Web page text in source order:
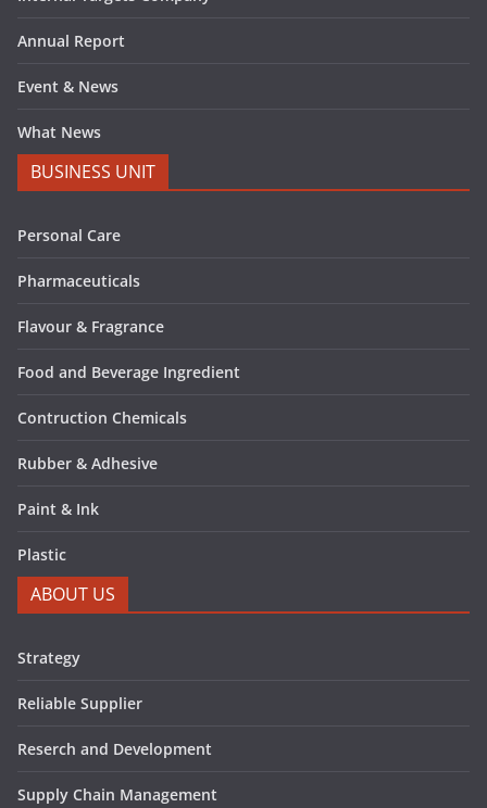
Annual Report
Event & News
What News
BUSINESS UNIT
Personal Care
Pharmaceuticals
Flavour & Fragrance
Food and Beverage Ingredient
Contruction Chemicals
Rubber & Adhesive
Paint & Ink
Plastic
ABOUT US
Strategy
Reliable Supplier
Reserch and Development
Supply Chain Management